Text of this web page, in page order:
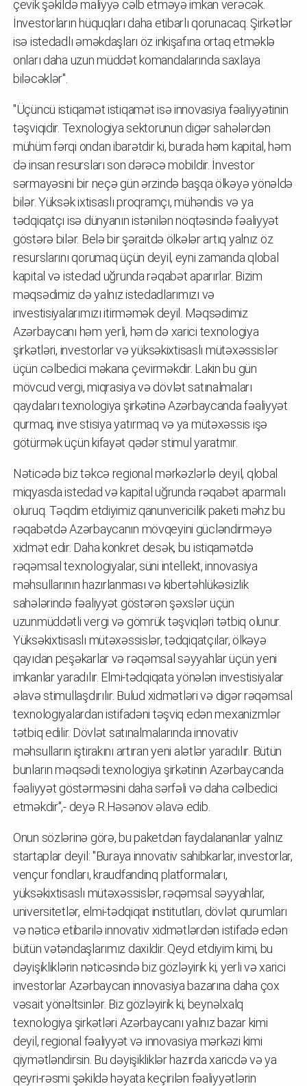
çevik şəkildə maliyyə cəlb etməyə imkan verəcək.
İnvestorların hüquqları daha etibarlı qorunacaq. Şirkətlər
isə istedadlı əməkdaşları öz inkişafına ortaq etməklə
onları daha uzun müddət komandalarında saxlaya
biləcəklər".
"Üçüncü istiqamət istiqamət isə innovasiya fəaliyyətinin
təşviqidir. Texnologiya sektorunun digər sahələrdən
mühüm fərqi ondan ibarətdir ki, burada həm kapital, həm
də insan resursları son dərəcə mobildir. İnvestor
sərmayəsini bir neçə gün ərzində başqa ölkəyə yönəldə
bilər. Yüksək ixtisaslı proqramçı, mühəndis və ya
tədqiqatçı isə dünyanın istənilən nöqtəsində fəaliyyət
göstərə bilər. Belə bir şəraitdə ölkələr artıq yalnız öz
resurslarını qorumaq üçün deyil, eyni zamanda qlobal
kapital və istedad uğrunda rəqabət aparırlar. Bizim
məqsədimiz də yalnız istedadlarımızı və
investisiyalarımızı itirməmək deyil. Məqsədimiz
Azərbaycanı həm yerli, həm də xarici texnologiya
şirkətləri, investorlar və yüksəkixtisaslı mütəxəssislər
üçün cəlbedici məkana çevirməkdir. Lakin bu gün
mövcud vergi, miqrasiya və dövlət satınalmaları
qaydaları texnologiya şirkətinə Azərbaycanda fəaliyyət
qurmaq, inve stisiya yatırmaq və ya mütəxəssis işə
götürmək üçün kifayət qədər stimul yaratmır.
Nəticədə biz təkcə regional mərkəzlərlə deyil, qlobal
miqyasda istedad və kapital uğrunda rəqabət aparmalı
oluruq. Təqdim etdiyimiz qanunvericilik paketi məhz bu
rəqabətdə Azərbaycanın mövqeyini gücləndirməyə
xidmət edir. Daha konkret desək, bu istiqamətdə
rəqəmsal texnologiyalar, süni intellekt, innovasiya
məhsullarının hazırlanması və kibertəhlükəsizlik
sahələrində fəaliyyət göstərən şəxslər üçün
uzunmüddətli vergi və gömrük təşviqləri tətbiq olunur.
Yüksəkixtisaslı mütəxəssislər, tədqiqatçılar, ölkəyə
qayıdan peşəkarlar və rəqəmsal səyyahlar üçün yeni
imkanlar yaradılır. Elmi-tədqiqata yönələn investisiyalar
əlavə stimullaşdırılır. Bulud xidmətləri və digər rəqəmsal
texnologiyalardan istifadəni təşviq edən mexanizmlər
tətbiq edilir. Dövlət satınalmalarında innovativ
məhsulların iştirakını artıran yeni alətlər yaradılır. Bütün
bunların məqsədi texnologiya şirkətinin Azərbaycanda
fəaliyyət göstərməsini daha sərfəli və daha cəlbedici
etməkdir",- deyə R.Həsənov əlavə edib.
Onun sözlərinə görə, bu paketdən faydalananlar yalnız
startaplar deyil: "Buraya innovativ sahibkarlar, investorlar,
vençur fondları, kraudfandinq platformaları,
yüksəkixtisaslı mütəxəssislər, rəqəmsal səyyahlar,
universitetlər, elmi-tədqiqat institutları, dövlət qurumları
və nəticə etibarilə innovativ xidmətlərdən istifadə edən
bütün vətəndaşlarımız daxildir. Qeyd etdiyim kimi, bu
dəyişikliklərin nəticəsində biz gözləyirik ki, yerli və xarici
investorlar Azərbaycan innovasiya bazarına daha çox
vəsait yönəltsinlər. Biz gözləyirik ki, beynəlxalq
texnologiya şirkətləri Azərbaycanı yalnız bazar kimi
deyil, regional fəaliyyət və innovasiya mərkəzi kimi
qiymətləndirsin. Bu dəyişikliklər hazırda xaricdə və ya
qeyri-rəsmi şəkildə həyata keçirilən fəaliyyətlərin